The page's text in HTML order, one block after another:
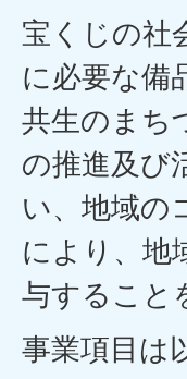
宝くじの社
に必要な備
共生のまち
の推進及び
い、地域の
により、地
与すること
事業項目は